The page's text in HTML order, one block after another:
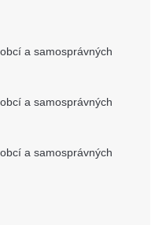
a samosprávných
a samosprávných
a samosprávných